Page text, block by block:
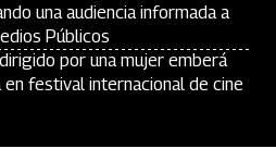
una audiencia informada a
Públicos
por una mujer emberá
festival internacional de cine